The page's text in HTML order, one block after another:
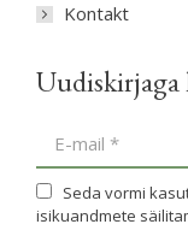
Kontakt
Seda vormi
isikuandmete